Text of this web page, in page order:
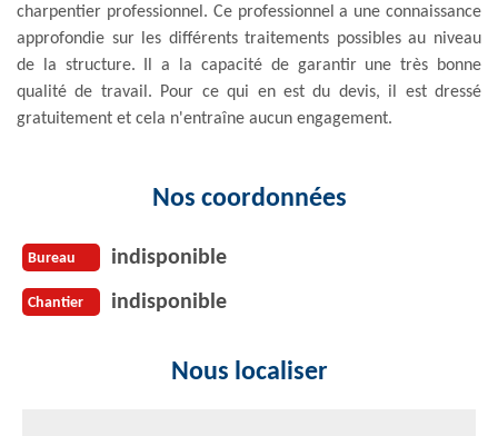
charpentier professionnel. Ce professionnel a une connaissance
approfondie sur les différents traitements possibles au niveau
de la structure. Il a la capacité de garantir une très bonne
qualité de travail. Pour ce qui en est du devis, il est dressé
gratuitement et cela n'entraîne aucun engagement.
Nos coordonnées
Bureau indisponible
Chantier indisponible
Nous localiser